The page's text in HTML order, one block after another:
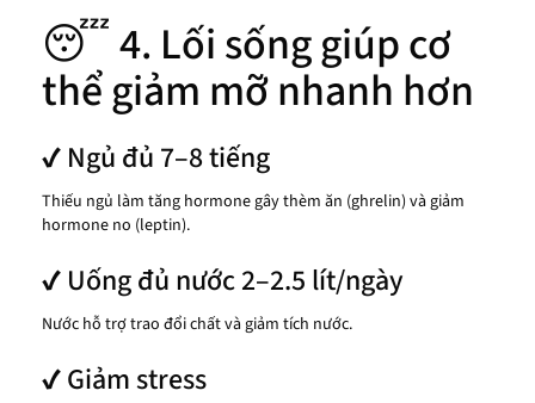
😴 4. Lối sống giúp cơ
thể giảm mỡ nhanh hơn
✔ Ngủ đủ 7–8 tiếng
Thiếu ngủ làm tăng hormone gây thèm ăn (ghrelin) và giảm
hormone no (leptin).
✔ Uống đủ nước 2–2.5 lít/ngày
Nước hỗ trợ trao đổi chất và giảm tích nước.
✔ Giảm stress